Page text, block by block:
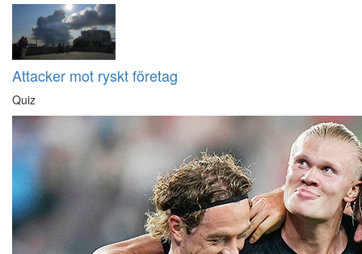
Attacker mot ryskt företag
Quiz